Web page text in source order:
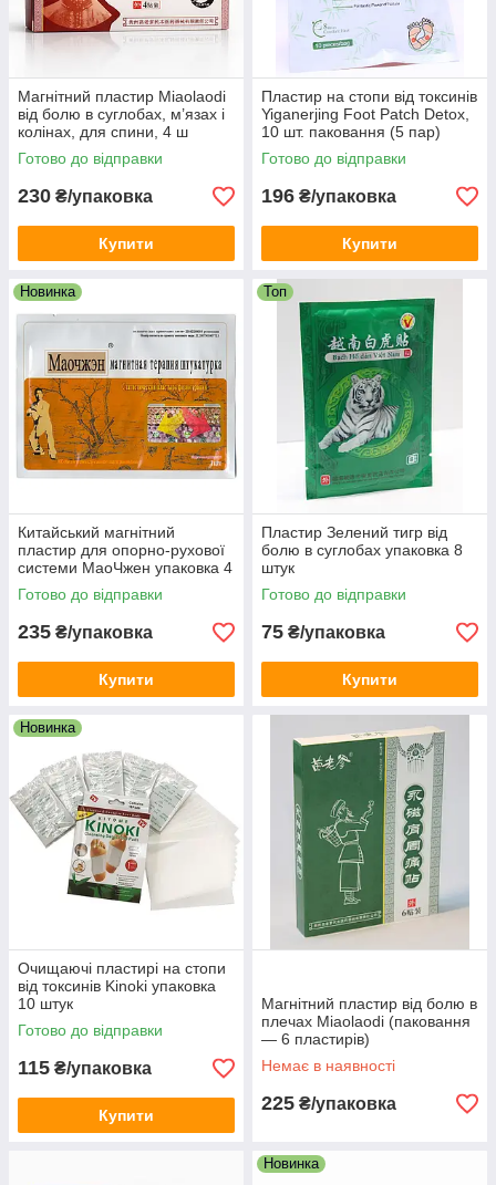
Магнітний пластир Miaolaodi
від болю в суглобах, м’язах і
колінах, для спини, 4 ш
Готово до відправки
230 ₴/упаковка
Купити
Пластир на стопи від токсинів
Yiganerjing Foot Patch Detox,
10 шт. паковання (5 пар)
Готово до відправки
196 ₴/упаковка
Купити
Новинка
Китайський магнітний
пластир для опорно-рухової
системи МаоЧжен упаковка 4
шт.
Готово до відправки
235 ₴/упаковка
Купити
Топ
Пластир Зелений тигр від
болю в суглобах упаковка 8
штук
Готово до відправки
75 ₴/упаковка
Купити
Новинка
Очищаючі пластирі на стопи
від токсинів Kinoki упаковка
10 штук
Готово до відправки
115 ₴/упаковка
Купити
Магнітний пластир від болю в
плечах Miaolaodi (паковання
— 6 пластирів)
Немає в наявності
225 ₴/упаковка
Новинка